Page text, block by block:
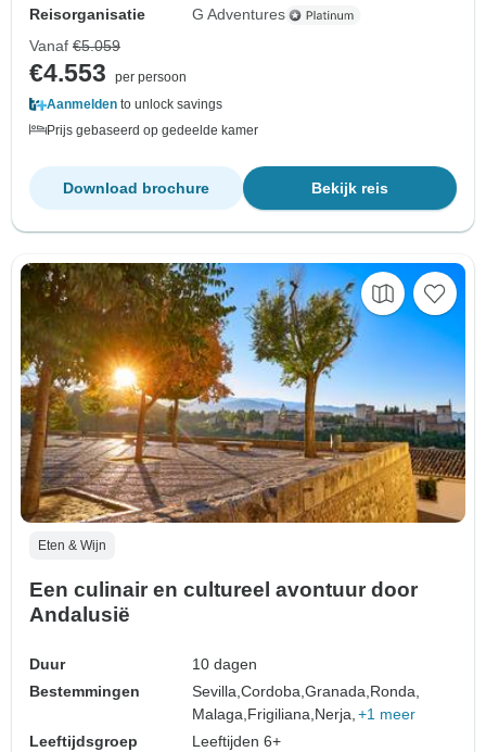
Reisorganisatie
G Adventures
Vanaf €5.059
€4.553
per persoon
Aanmelden to unlock savings
Prijs gebaseerd op gedeelde kamer
Bekijk reis
Download brochure
Eten & Wijn
Een culinair en cultureel avontuur door
Andalusië
Duur
10 dagen
Bestemmingen
Sevilla,Cordoba,Granada,Ronda,
Malaga,Frigiliana,Nerja, +1 meer
Leeftijdsgroep
Leeftijden 6+